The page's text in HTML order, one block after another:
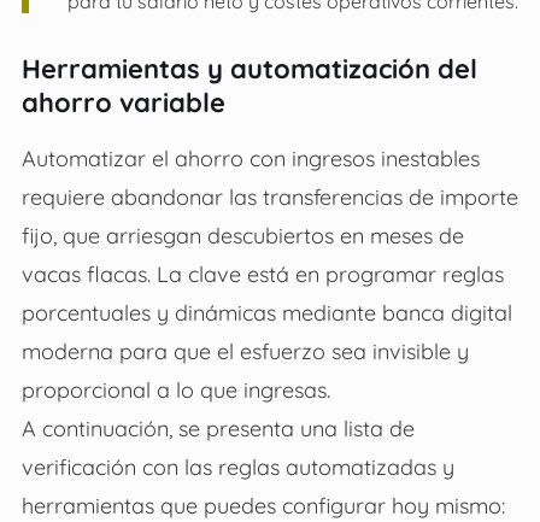
Herramientas y automatización del
ahorro variable
Automatizar el ahorro con ingresos inestables
requiere abandonar las transferencias de importe
fijo, que arriesgan descubiertos en meses de
vacas flacas. La clave está en programar reglas
porcentuales y dinámicas mediante banca digital
moderna para que el esfuerzo sea invisible y
proporcional a lo que ingresas.
A continuación, se presenta una lista de
verificación con las reglas automatizadas y
herramientas que puedes configurar hoy mismo: